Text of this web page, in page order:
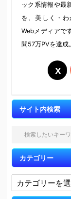
ック系情報や最
を、美しく・
Webメディアで
間57万PVを達成。
サイト内検索
カテゴリー